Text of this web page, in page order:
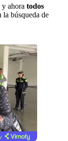
ahora todos
la búsqueda de